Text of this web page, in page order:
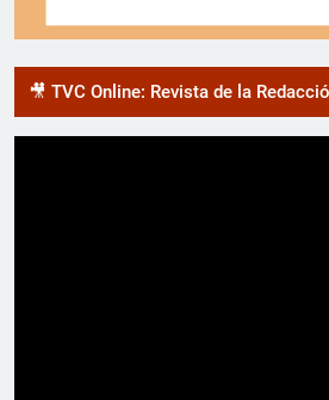
🎥 TVC Online: Revista de la